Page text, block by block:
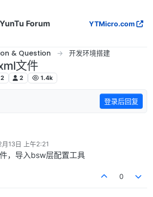
YunTu Forum
YTMicro.com
& Question 开发环境搭建
文件
2 2 1.4k
登录后回复
13日 上午2:21
，导入bsw层配置工具
0